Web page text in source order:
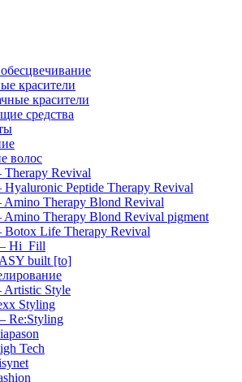
красители
красители
средства
волос
Therapy Revival
Hyaluronic Peptide Therapy Revival
Amino Therapy Blond Revival
Amino Therapy Blond Revival pigment
Botox Life Therapy Revival
Hi_Fill
built [to]
Artistic Style
Styling
Re:Styling
Tech